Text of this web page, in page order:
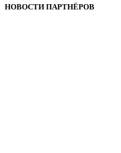
НОВОСТИ ПАРТНЁРОВ